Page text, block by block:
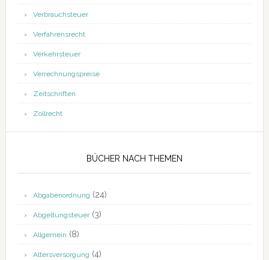
Verbrauchsteuer
Verfahrensrecht
Verkehrsteuer
Verrechnungspreise
Zeitschriften
Zollrecht
BÜCHER NACH THEMEN
Abgabenordnung (24)
Abgeltungsteuer(3)
Allgemein (8)
Altersversorgung (4)